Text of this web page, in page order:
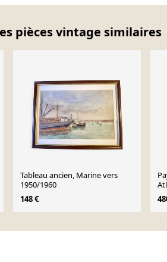
pièces vintage similaires
Tableau ancien, Marine vers
1950/1960
148 €